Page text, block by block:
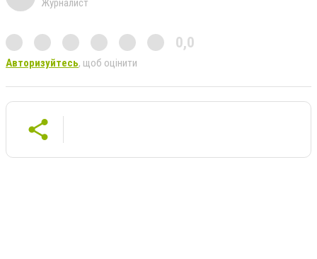
Журналист
0,0
Авторизуйтесь, щоб оцінити